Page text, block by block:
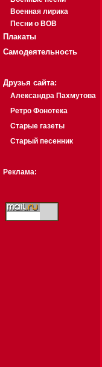
Военная лирика
Песни о ВОВ
Плакаты
Самодеятельность
Друзья сайта:
Александра Пахмутова
Ретро Фонотека
Старые газеты
Старый песенник
Реклама: